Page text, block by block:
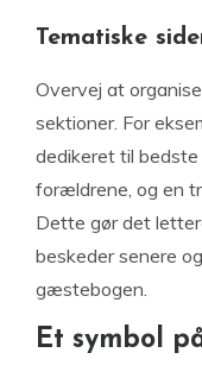
Tematiske
Overvej at
sektioner. For
dedikeret til
forældrene, og en
Dette gør det
beskeder senere
gæstebogen.
Et symbol